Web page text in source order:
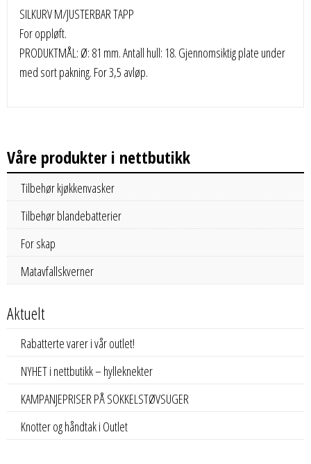
SILKURV M/JUSTERBAR TAPP
For oppløft.
PRODUKTMÅL: Ø: 81 mm. Antall hull: 18. Gjennomsiktig plate under
med sort pakning. For 3,5 avløp.
Våre produkter i nettbutikk
Tilbehør kjøkkenvasker
Tilbehør blandebatterier
For skap
Matavfallskverner
Aktuelt
Rabatterte varer i vår outlet!
NYHET i nettbutikk – hylleknekter
KAMPANJEPRISER PÅ SOKKELSTØVSUGER
Knotter og håndtak i Outlet